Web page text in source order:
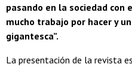
pasando en la sociedad con
mucho trabajo por hacer y
gigantesca”.
La presentación de la revista